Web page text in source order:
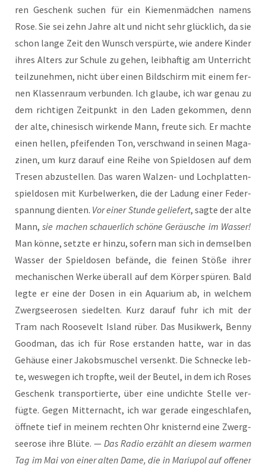
ren Geschenk suchen für ein Kie­men­mäd­chen namens
Rose. Sie sei zehn Jah­re alt und nicht sehr glück­lich, da sie
schon lan­ge Zeit den Wunsch ver­spür­te, wie ande­re Kin­der
ihres Alters zur Schu­le zu gehen, leib­haf­tig am Unter­richt
teil­zu­neh­men, nicht über einen Bild­schirm mit einem fer­
nen Klas­sen­raum ver­bun­den. Ich glau­be, ich war genau zu
dem rich­ti­gen Zeit­punkt in den Laden gekom­men, denn
der alte, chi­ne­sisch wir­ken­de Mann, freu­te sich. Er mach­te
einen hel­len, pfei­fen­den Ton, ver­schwand in sei­nen Maga­
zi­nen, um kurz dar­auf eine Rei­he von Spiel­do­sen auf dem
Tre­sen abzu­stel­len. Das waren Wal­zen- und Loch­plat­ten­
spiel­do­sen mit Kur­bel­wer­ken, die der Ladung einer Feder­
span­nung dien­ten. Vor einer Stun­de gelie­fert, sag­te der alte
Mann,sie machen schau­er­lich schö­ne Geräu­sche im Was­ser!
Man kön­ne, setz­te er hin­zu, sofern man sich in dem­sel­ben
Was­ser der Spiel­do­sen befän­de, die fei­nen Stö­ße ihrer
mecha­ni­schen Wer­ke über­all auf dem Kör­per spü­ren. Bald
leg­te er eine der Dosen in ein Aqua­ri­um ab, in wel­chem
Zwerg­see­ro­sen sie­del­ten. Kurz dar­auf fuhr ich mit der
Tram nach Roo­se­velt Island rüber. Das Musik­werk, Ben­ny
Good­man, das ich für Rose erstan­den hat­te, war in das
Gehäu­se einer Jakobs­mu­schel ver­senkt. Die Schne­cke leb­
te, wes­we­gen ich tropf­te, weil der Beu­tel, in dem ich Roses
Geschenk trans­por­tier­te, über eine undich­te Stel­le ver­
füg­te. Gegen Mit­ter­nacht, ich war gera­de ein­ge­schla­fen,
öff­ne­te tief in mei­nem rech­ten Ohr knis­ternd eine Zwerg­
see­ro­se ihre Blü­te. — Das Radio erzählt an die­sem war­men
Tag im Mai von einer alten Dame, die in Mariu­pol auf offe­ner